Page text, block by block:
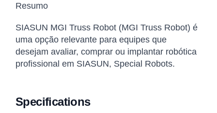
Resumo
SIASUN MGI Truss Robot (MGI Truss Robot) é
uma opção relevante para equipes que
desejam avaliar, comprar ou implantar robótica
profissional em SIASUN, Special Robots.
Specifications